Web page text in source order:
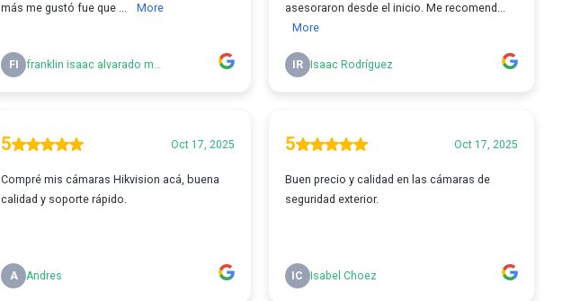
más me gustó fue que ...
More
FI franklin isaac alvarado martinez
asesoraron desde el inicio. Me recomend...
More
IR Isaac Rodríguez
5 Oct 17, 2025
Compré mis cámaras Hikvision acá, buena
calidad y soporte rápido.
A Andres
5 Oct 17, 2025
Buen precio y calidad en las cámaras de
seguridad exterior.
IC Isabel Choez